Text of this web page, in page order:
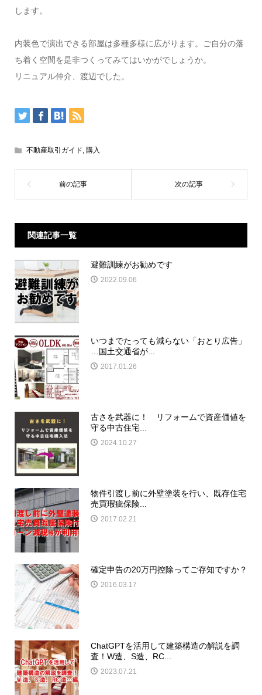
します。
内装色で演出できる部屋は多種多様に広がります。ご自分の落
ち着く空間を是非つくってみてはいかがでしょうか。
リニュアル仲介、渡辺でした。
不動産取引ガイド, 購入
関連記事一覧
避難訓練がお勧めです
2022.09.06
いつまでたっても減らない「おとり広告」
…国土交通省が...
2017.01.26
古さを武器に！ リフォームで資産価値を
守る中古住宅...
2024.10.27
物件引渡し前に外壁塗装を行い、既存住宅
売買瑕疵保険...
2017.02.21
確定申告の20万円控除ってご存知ですか？
2016.03.17
ChatGPTを活用して建築構造の解説を調
査！W造、S造、RC...
2023.07.21